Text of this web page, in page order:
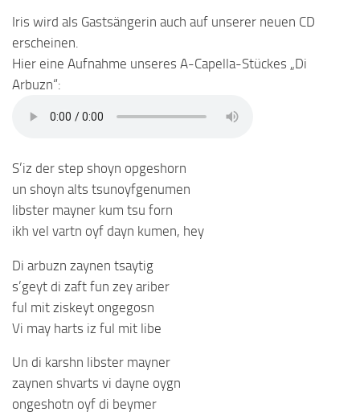
Iris wird als Gastsängerin auch auf unserer neuen CD
erscheinen.
Hier eine Aufnahme unseres A-Capella-Stückes „Di
Arbuzn“:
S’iz der step shoyn opgeshorn
un shoyn alts tsunoyfgenumen
libster mayner kum tsu forn
ikh vel vartn oyf dayn kumen, hey
Di arbuzn zaynen tsaytig
s’geyt di zaft fun zey ariber
ful mit ziskeyt ongegosn
Vi may harts iz ful mit libe
Un di karshn libster mayner
zaynen shvarts vi dayne oygn
ongeshotn oyf di beymer